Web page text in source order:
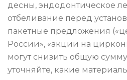
десны, эндодонтическое
отбеливание перед
пакетные предложения
России», «акции на
могут снизить общую
уточняйте, какие